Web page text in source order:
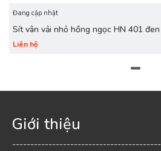
Đang cập nhật
Sít vân vải nhỏ hồng ngọc HN 401 đen
Liên hệ
Giới thiệu
-----------------------------------------